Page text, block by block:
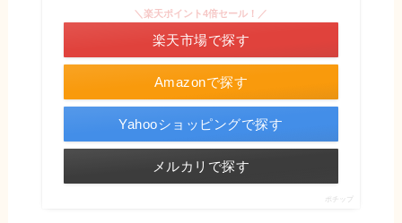
Amazonで探す
＼楽天ポイント4倍セール！／
楽天市場で探す
Yahooショッピングで探す
メルカリで探す
ポチップ